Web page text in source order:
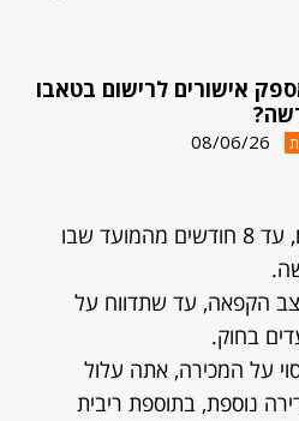
אישורים לרישום בטאבו
08/06/26
מיסוי כן נותנים אישורים, עד 8 חודשים מהמועד שבו
הקפאה, עד שתדווח על
בחוק.
על המכירה, אתה עלול
נוספת, בתוספת ריבית